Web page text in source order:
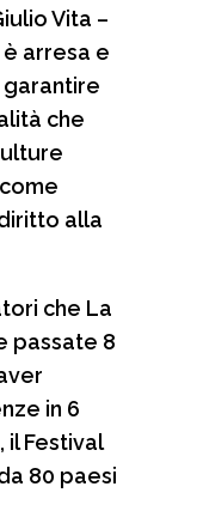
Vita –
arresa e
che
alla
che La
passate 8
in 6
il Festival
80 paesi